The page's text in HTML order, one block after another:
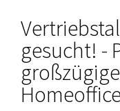
gesucht! -